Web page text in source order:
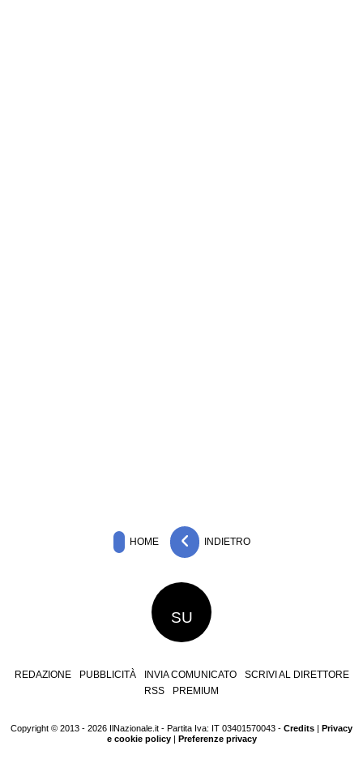
HOME INDIETRO
SU
REDAZIONE PUBBLICITÀ INVIA COMUNICATO
SCRIVI AL DIRETTORE
RSS
PREMIUM
Copyright © 2013 - 2026 IlNazionale.it - Partita Iva: IT 03401570043 - Credits | Privacy
e cookie policy| Preferenze privacy